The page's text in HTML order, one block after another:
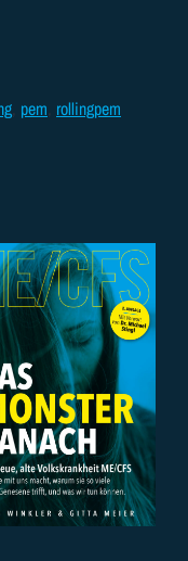
, pem, rollingpem